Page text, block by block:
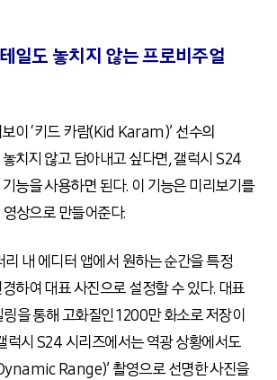
일도 놓치지 않는 프로비주얼
이 ‘키드 카람(Kid Karam)’ 선수의
치지 않고 담아내고 싶다면, 갤럭시 S24
능을 사용하면 된다. 이 기능은 미리보기를
상으로 만들어준다.
내 에디터 앱에서 원하는 순간을 특정
하여 대표 사진으로 설정할 수 있다. 대표
을 통해 고화질인 1200만 화소로 저장이
럭시 S24 시리즈에서는 역광 상황에서도
Range)’ 촬영으로 선명한 사진을